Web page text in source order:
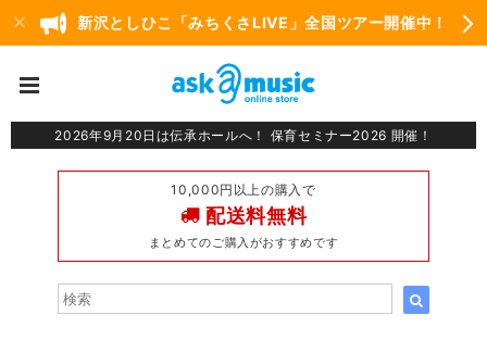
新沢としひこ「みちくさLIVE」全国ツアー開催中！
2026年9月20日は伝承ホールへ！ 保育セミナー2026 開催！
10,000円以上の購入で
配送料無料
まとめてのご購入がおすすめです